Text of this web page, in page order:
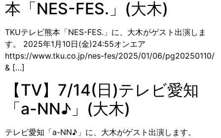
本「NES-FES.」(大木)
TKUテレビ熊本「NES-FES.」に、大木がゲスト出演しま
す。 2025年1月10日(金)24:55オンエア
https://www.tku.co.jp/nes-fes/2025/01/06/pg20250110/
& […]
【TV】7/14(日)テレビ愛知
「a-NN♪」(大木)
テレビ愛知「a-NN♪」に、大木がゲスト出演します。